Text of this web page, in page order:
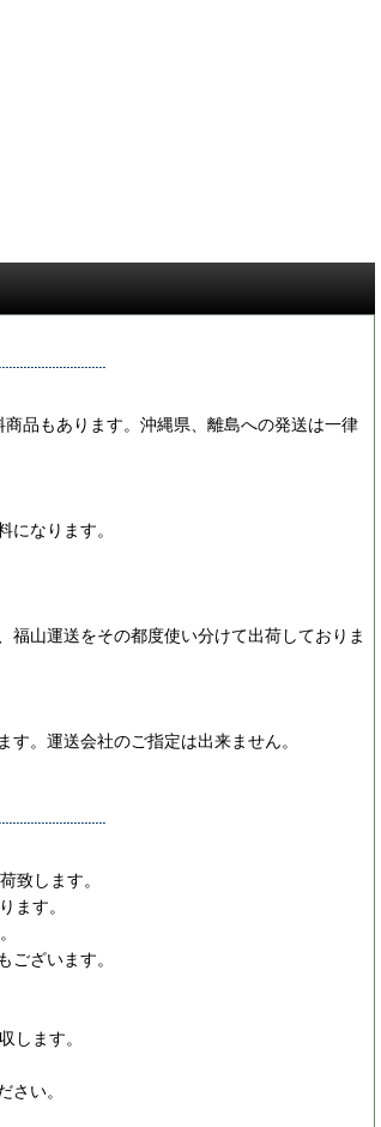
品もあります。沖縄県、離島への発送は一律
なります。
山運送をその都度使い分けて出荷しておりま
。運送会社のご指定は出来ません。
致します。
ます。
ざいます。
します。
さい。